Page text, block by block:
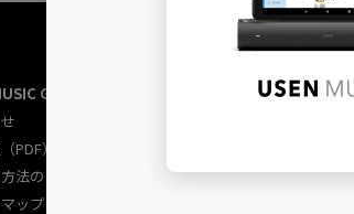
GUIDE総合
PDF）
法のご案内
ップ
USEN MUSIC
PLAYING）